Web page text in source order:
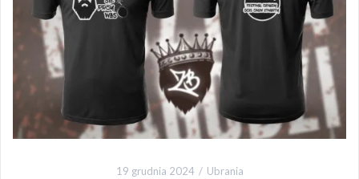
19 grudnia 2024 Ubrania